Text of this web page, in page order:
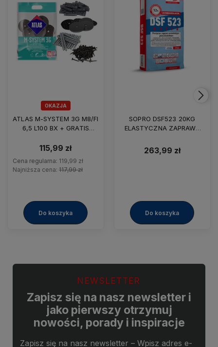
OKAZJA
ATLAS M-SYSTEM 3G M8/FI
6,5 L100 BX + GRATIS
115,99 zł
Cena regularna: 119,99 zł
Najniższa cena: 117,99 zł
Do koszyka
SOPRO DSF523 20KG
ELASTYCZNA ZAPRAWA
263,99 zł
Do koszyka
NEWSLETTER
Zapisz się na nasz newsletter i
jako pierwszy otrzymuj
nowości, porady i inspiracje
Zapisz się na nasz newsletter – Wpisz adres e-